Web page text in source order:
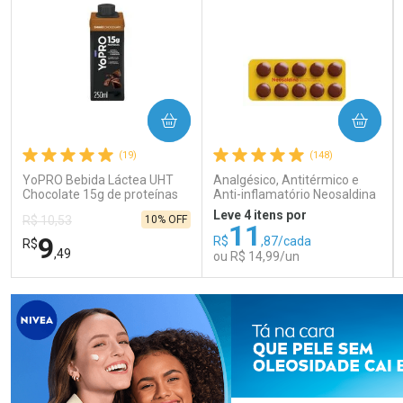
(19)
YoPRO Bebida Láctea UHT
Chocolate 15g de proteínas
R$ 10,53
R$9,49
10% OFF
COMPRAR
FECHAR
Laboratório
FECHAR
Por Menos
(148)
Analgésico, Antitérmico e
Anti-inflamatório Neosaldina
30mg + 300mg + 30mg 10
Drágeas
Leve 4 itens por
R$11 ,87/cada
ou R$ 14,99/un
COMPRAR
Laboratório
Por Menos